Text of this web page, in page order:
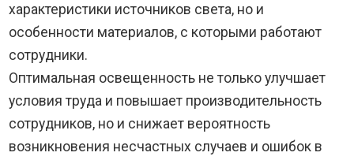
характеристики источников света, но и
особенности материалов, с которыми работают
сотрудники.
Оптимальная освещенность не только улучшает
условия труда и повышает производительность
сотрудников, но и снижает вероятность
возникновения несчастных случаев и ошибок в